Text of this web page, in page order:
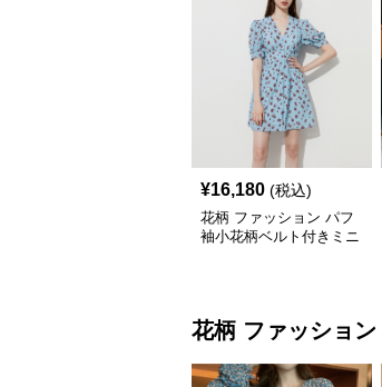
¥16,180 (税込)
花柄 ファッション パフ
袖小花柄ベルト付きミニ
花柄 ファッション